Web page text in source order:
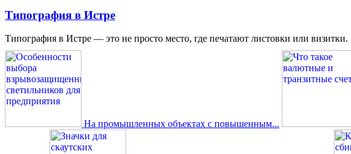
Типография в Истре
Типография в Истре — это не просто место, где печатают листовки или
На промышленных объектах с повышенным...